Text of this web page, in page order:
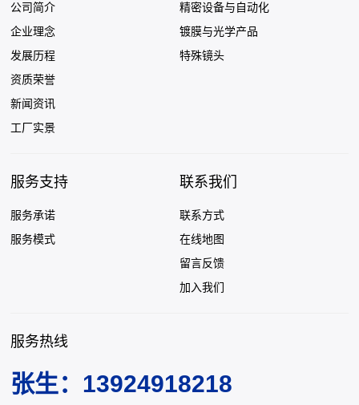
公司简介
企业理念
发展历程
资质荣誉
新闻资讯
工厂实景
精密设备与自动化
镀膜与光学产品
特殊镜头
服务支持
服务承诺
服务模式
联系我们
联系方式
在线地图
留言反馈
加入我们
服务热线
张生：13924918218